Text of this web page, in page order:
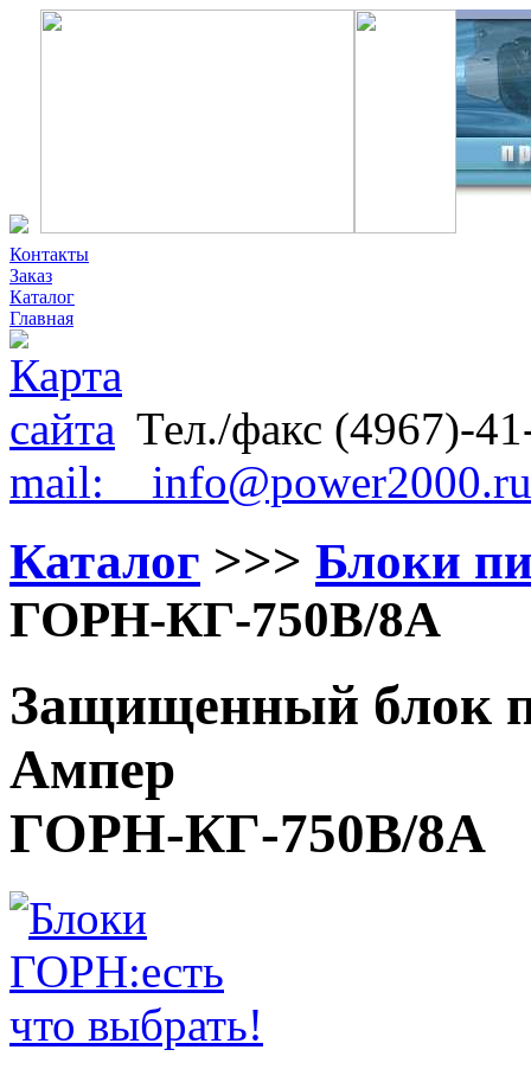
Контакты
Заказ
Каталог
Главная
Тел./факс (4967)-
mail: info@power2000.ru
Каталог >>> Блоки
ГОРН-КГ-750В/8А
Защищенный блок
Ампер
ГОРН-КГ-750В/8А